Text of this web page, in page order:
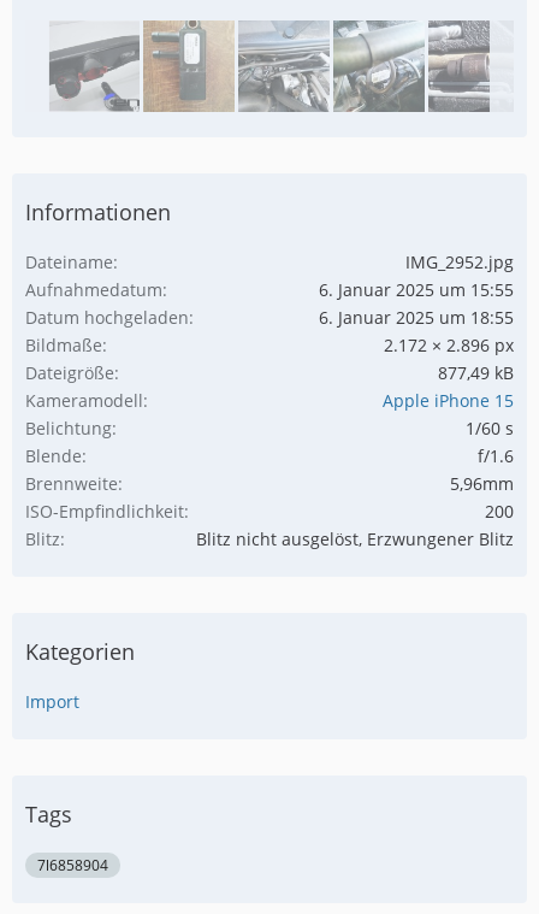
Informationen
Dateiname
IMG_2952.jpg
Aufnahmedatum
6. Januar 2025 um 15:55
Datum hochgeladen
6. Januar 2025 um 18:55
Bildmaße
2.172 × 2.896 px
Dateigröße
877,49 kB
Kameramodell
Apple iPhone 15
Belichtung
1/60 s
Blende
f/1.6
Brennweite
5,96mm
ISO-Empfindlichkeit
200
Blitz
Blitz nicht ausgelöst, Erzwungener Blitz
Kategorien
Import
Tags
7l6858904